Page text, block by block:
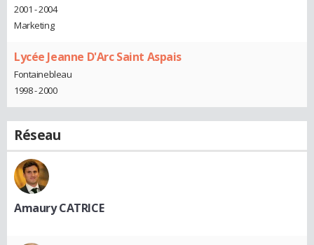
2001 - 2004
Marketing
Lycée Jeanne D'Arc Saint Aspais
Fontainebleau
1998 - 2000
Réseau
Amaury CATRICE